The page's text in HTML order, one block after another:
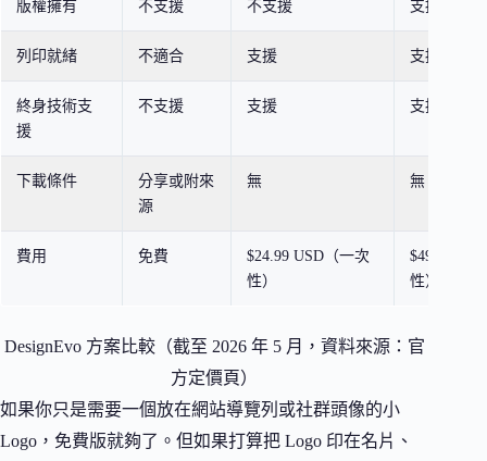
版權擁有 不支援 不支援 支援
列印就緒 不適合 支援 支援
終身技術支
援
不支援 支援 支援
下載條件
分享或附來
源
無 無
費用 免費
$24.99 USD（一次
性）
$49.99
性）
DesignEvo 方案比較（截至 2026 年 5 月，資料來源：官
方定價頁）
如果你只是需要一個放在網站導覽列或社群頭像的小
Logo，免費版就夠了。但如果打算把 Logo 印在名片、